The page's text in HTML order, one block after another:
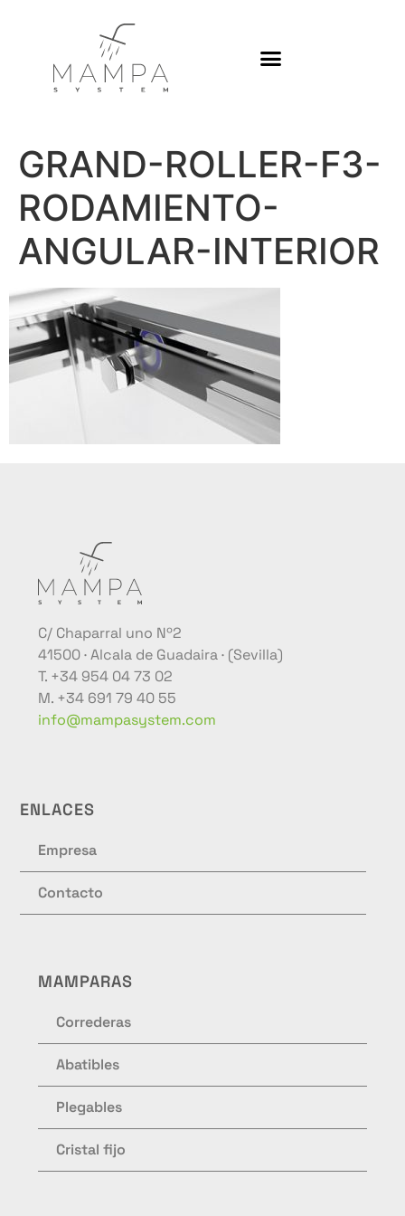
GRAND-ROLLER-F3-
RODAMIENTO-
ANGULAR-INTERIOR
C/ Chaparral uno Nº2
41500 · Alcala de Guadaira · (Sevilla)
T. +34 954 04 73 02
M. +34 691 79 40 55
info@mampasystem.com
ENLACES
Empresa
Contacto
MAMPARAS
Correderas
Abatibles
Plegables
Cristal fijo